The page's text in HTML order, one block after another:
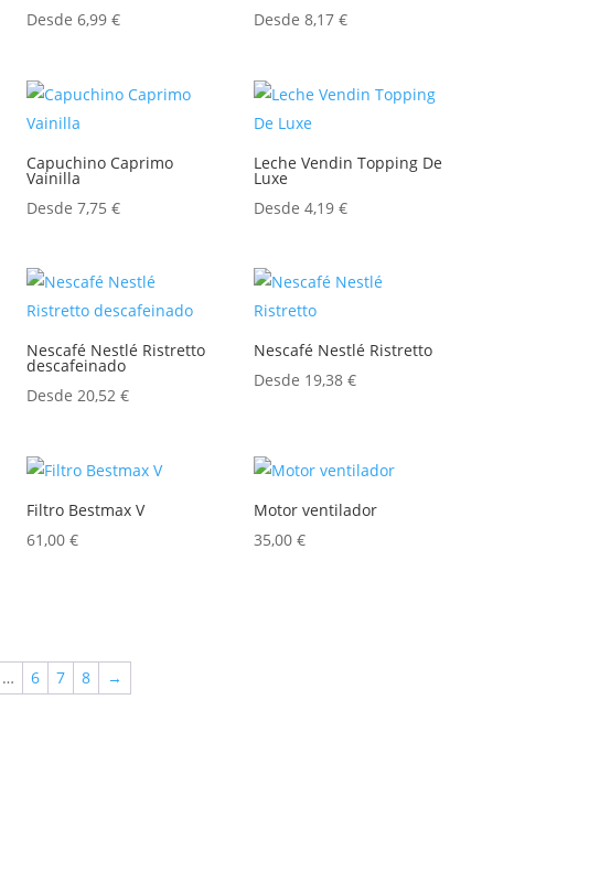
Desde 6,99 €
Desde8,17€
Capuchino Caprimo
Vainilla
Desde 7,75 €
Leche Vendin Topping De
Luxe
Desde4,19€
Nescafé Nestlé Ristretto
descafeinado
Desde 20,52 €
Nescafé Nestlé Ristretto
Desde 19,38€
Filtro Bestmax V
61,00 €
Motor ventilador
35,00€
… 6 7 8 →